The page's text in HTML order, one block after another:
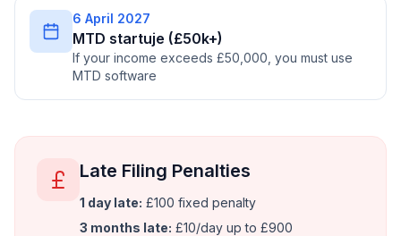
6 April 2027
MTD startuje (£50k+)
If your income exceeds £50,000, you must use
MTD software
Late Filing Penalties
1 day late: £100 fixed penalty
3 months late: £10/day up to £900